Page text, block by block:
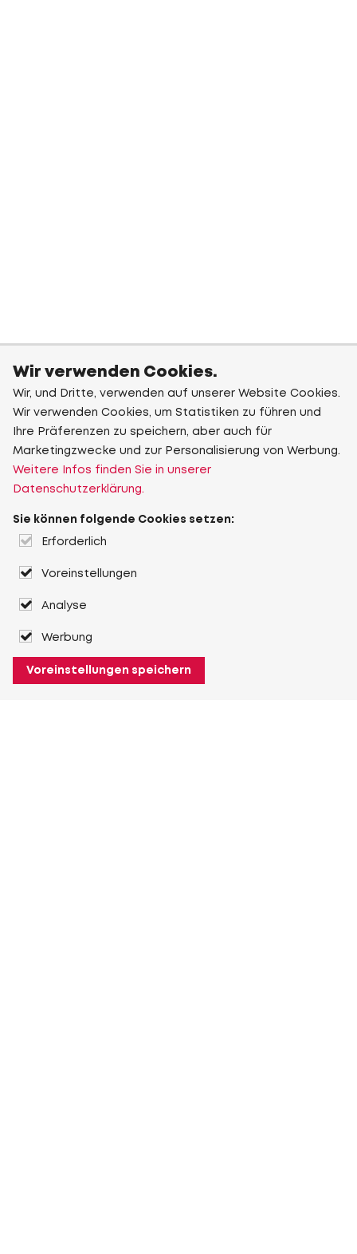
Wir verwenden Cookies.
Wir, und Dritte, verwenden auf unserer Website Cookies.
Wir verwenden Cookies, um Statistiken zu führen und
Ihre Präferenzen zu speichern, aber auch für
Marketingzwecke und zur Personalisierung von Werbung.
Weitere Infos finden Sie in unserer
Datenschutzerklärung.
Sie können folgende Cookies setzen:
Erforderlich
Voreinstellungen
Analyse
Werbung
Voreinstellungen speichern